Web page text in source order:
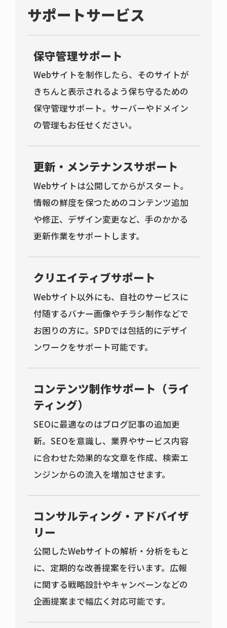
サポートサービス
保守管理サポート
Webサイトを制作したら、そのサイトが
きちんと表示されるよう保ち守るための
保守管理サポート。サーバーやドメイン
の管理もお任せください。
更新・メンテナンスサポート
Webサイトは公開してからがスタート。
情報の鮮度を保つためのコンテンツ追加
や修正、デザイン変更など、手のかかる
更新作業をサポートします。
クリエイティブサポート
Webサイト以外にも、自社のサービスに
付随するバナー画像やチラシ制作などで
お困りの方に。SPDでは包括的にデザイ
ンワークをサポート可能です。
コンテンツ制作サポート（ライ
ティング）
SEOに最適なのはブログ記事の追加更
新。SEOを意識し、業界やサービス内容
に合わせた効果的な文章を作成、検索エ
ンジンからの流入を増加させます。
コンサルティング・アドバイザ
リー
公開したWebサイトの解析・分析をもと
に、定期的な改善提案を行います。広報
に関する戦略設計やキャンペーンなどの
企画提案まで幅広く対応可能です。